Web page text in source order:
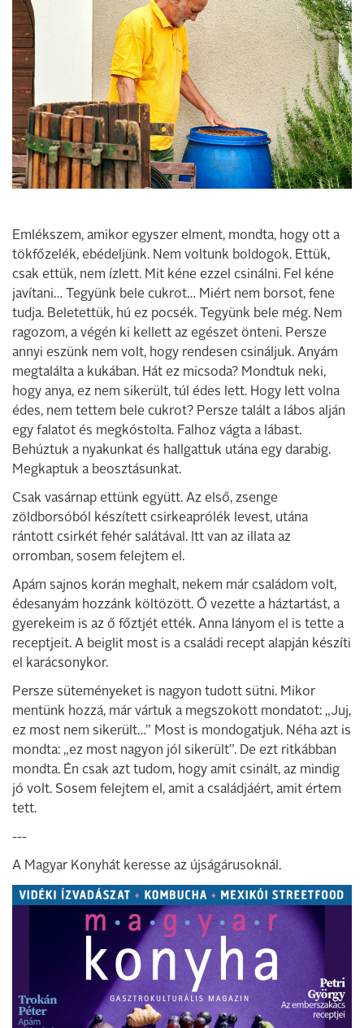
Emlékszem, amikor egyszer elment, mondta, hogy ott a
tökfőzelék, ebédeljünk. Nem voltunk boldogok. Ettük,
csak ettük, nem ízlett. Mit kéne ezzel csinálni. Fel kéne
javítani… Tegyünk bele cukrot… Miért nem borsot, fene
tudja. Beletettük, hú ez pocsék. Tegyünk bele még. Nem
ragozom, a végén ki kellett az egészet önteni. Persze
annyi eszünk nem volt, hogy rendesen csináljuk. Anyám
megtalálta a kukában. Hát ez micsoda? Mondtuk neki,
hogy anya, ez nem sikerült, túl édes lett. Hogy lett volna
édes, nem tettem bele cukrot? Persze talált a lábos alján
egy falatot és megkóstolta. Falhoz vágta a lábast.
Behúztuk a nyakunkat és hallgattuk utána egy darabig.
Megkaptuk a beosztásunkat.
Csak vasárnap ettünk együtt. Az első, zsenge
zöldborsóból készített csirkeaprólék levest, utána
rántott csirkét fehér salátával. Itt van az illata az
orromban, sosem felejtem el.
Apám sajnos korán meghalt, nekem már családom volt,
édesanyám hozzánk költözött. Ő vezette a háztartást, a
gyerekeim is az ő főztjét ették. Anna lányom el is tette a
receptjeit. A beiglit most is a családi recept alapján készíti
el karácsonykor.
Persze süteményeket is nagyon tudott sütni. Mikor
mentünk hozzá, már vártuk a megszokott mondatot: „Juj,
ez most nem sikerült…” Most is mondogatjuk. Néha azt is
mondta: „ez most nagyon jól sikerült”. De ezt ritkábban
mondta. Én csak azt tudom, hogy amit csinált, az mindig
jó volt. Sosem felejtem el, amit a családjáért, amit értem
tett.
---
A Magyar Konyhát keresse az újságárusoknál.